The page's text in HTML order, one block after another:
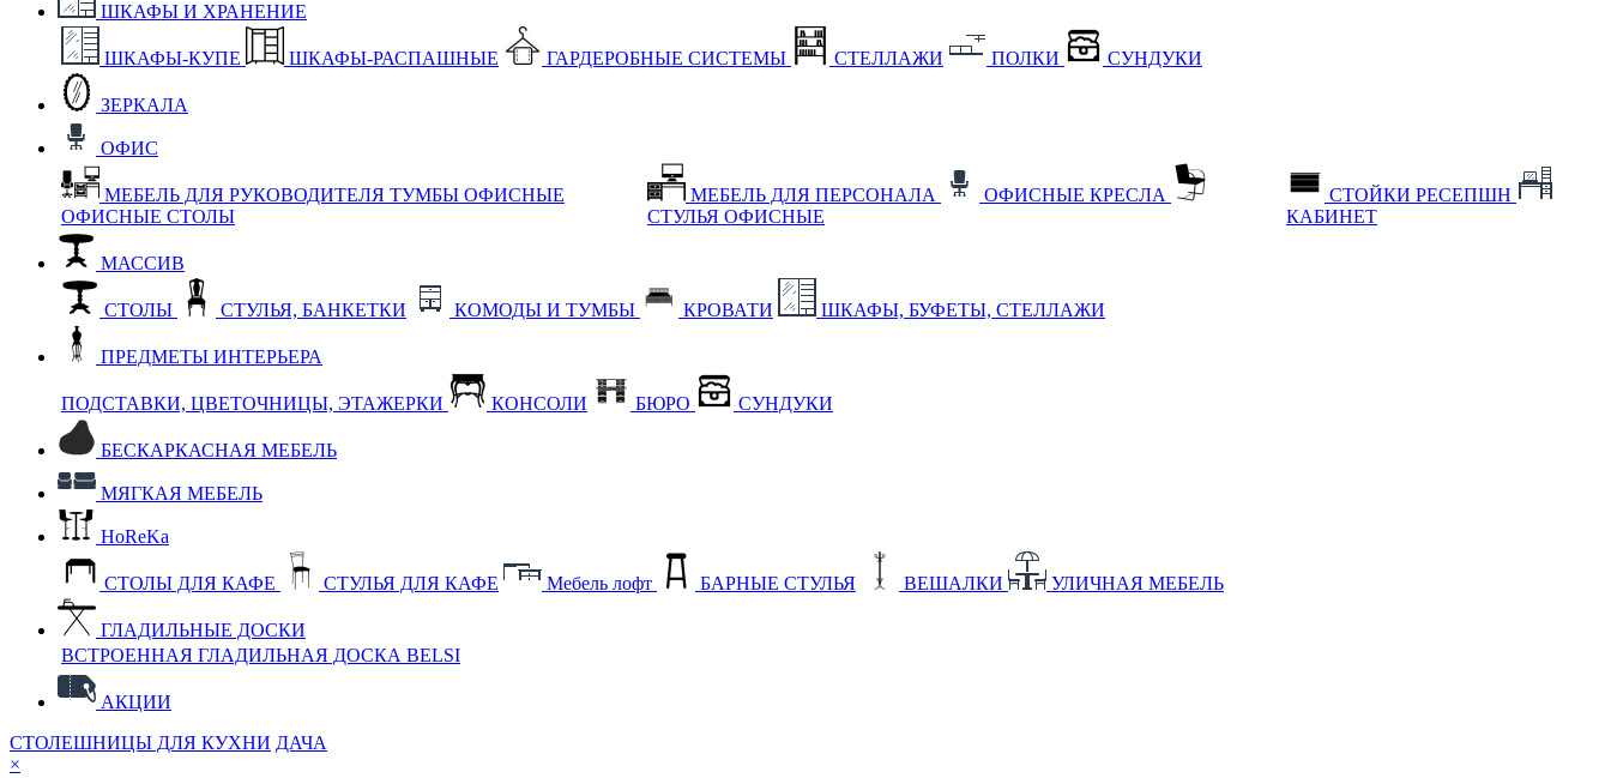
ШКАФЫ И ХРАНЕНИЕ
ШКАФЫ-КУПЕ ШКАФЫ-РАСПАШНЫЕ ГАРДЕРОБНЫЕ СИСТЕМЫ СТЕЛЛАЖИ ПОЛКИ СУНДУКИ
ЗЕРКАЛА
ОФИС
МЕБЕЛЬ ДЛЯ РУКОВОДИТЕЛЯ ТУМБЫ ОФИСНЫЕ
ОФИСНЫЕ СТОЛЫ
МЕБЕЛЬ ДЛЯ ПЕРСОНАЛА
ОФИСНЫЕ КРЕСЛА
СТУЛЬЯ ОФИСНЫЕ
СТОЙКИ РЕСЕПШН
КАБИНЕТ
МАССИВ
СТОЛЫ СТУЛЬЯ, БАНКЕТКИ КОМОДЫ И ТУМБЫ КРОВАТИ ШКАФЫ, БУФЕТЫ, СТЕЛЛАЖИ
ПРЕДМЕТЫ ИНТЕРЬЕРА
ПОДСТАВКИ, ЦВЕТОЧНИЦЫ, ЭТАЖЕРКИ КОНСОЛИ БЮРО СУНДУКИ
БЕСКАРКАСНАЯ МЕБЕЛЬ
МЯГКАЯ МЕБЕЛЬ
HoReKa
СТОЛЫ ДЛЯ КАФЕ СТУЛЬЯ ДЛЯ КАФЕ Мебель лофт БАРНЫЕ СТУЛЬЯ ВЕШАЛКИ УЛИЧНАЯ МЕБЕЛЬ
ГЛАДИЛЬНЫЕ ДОСКИ
ВСТРОЕННАЯ ГЛАДИЛЬНАЯ ДОСКА BELSI
АКЦИИ
СТОЛЕШНИЦЫ ДЛЯ КУХНИ ДАЧА
×